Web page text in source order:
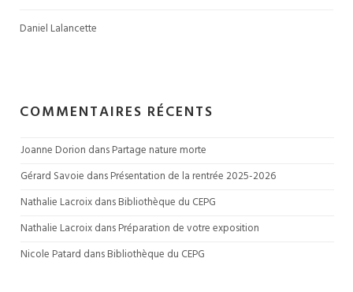
Daniel Lalancette
COMMENTAIRES RÉCENTS
Joanne Dorion dans Partage nature morte
Gérard Savoie dans Présentation de la rentrée 2025-2026
Nathalie Lacroix dans Bibliothèque du CEPG
Nathalie Lacroix dans Préparation de votre exposition
Nicole Patard dans Bibliothèque du CEPG